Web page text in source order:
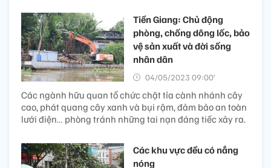
Tiền Giang: Chủ động
phòng, chống dông lốc, bảo
vệ sản xuất và đời sống
nhân dân
04/05/2023 09:00’
Các ngành hữu quan tổ chức chặt tỉa cành nhánh cây
cao, phát quang cây xanh và bụi rậm, đảm bảo an toàn
lưới điện… phòng tránh những tai nạn đáng tiếc xảy ra.
Các khu vực đều có nắng
nóng